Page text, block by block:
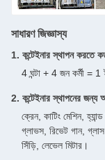
সাধারণ জিজ্ঞাস্য
1. কন্টেইনার স্থাপন করতে
4 ঘন্টা + 4 জন কর্মী = 1
2. কন্টেইনার স্থাপনের জন্য
ক্রেন, কাটিং মেশিন,
গ্লাভস, রিভেট গান,
সিঁড়ি, লেভেল মিটার।